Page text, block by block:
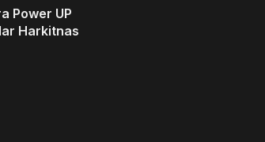
Power UP
Harkitnas